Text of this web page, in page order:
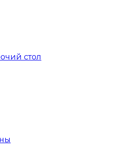
стол